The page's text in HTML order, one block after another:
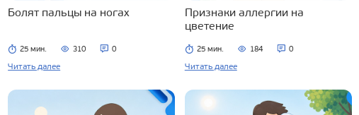
Болят пальцы на ногах
25 мин. 310 0
Читать далее
Признаки аллергии на
цветение
25 мин. 184 0
Читать далее